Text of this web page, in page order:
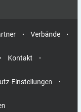
Verbände
Kontakt
Einstellungen